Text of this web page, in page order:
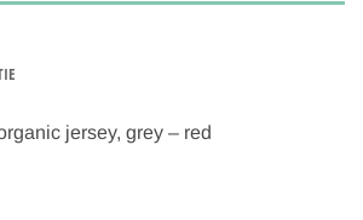
jersey, grey – red